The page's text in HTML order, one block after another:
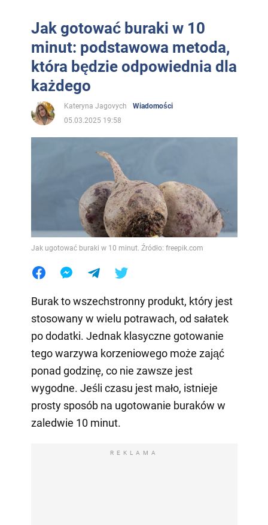
Jak gotować buraki w 10
minut: podstawowa metoda,
która będzie odpowiednia dla
każdego
Kateryna Jagovych
Wiadomości
05.03.2025 19:58
Jak ugotować buraki w 10 minut. Źródło: freepik.com
Burak to wszechstronny produkt, który jest
stosowany w wielu potrawach, od sałatek
po dodatki. Jednak klasyczne gotowanie
tego warzywa korzeniowego może zająć
ponad godzinę, co nie zawsze jest
wygodne. Jeśli czasu jest mało, istnieje
prosty sposób na ugotowanie buraków w
zaledwie 10 minut.
REKLAMA